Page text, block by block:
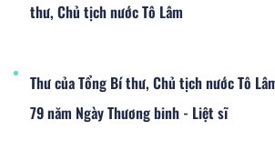
thư, Chủ tịch nước Tô Lâm
Thư của Tổng Bí thư, Chủ tịch nước Tô
79 năm Ngày Thương binh - Liệt sĩ